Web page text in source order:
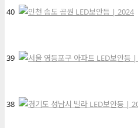
40
39
38